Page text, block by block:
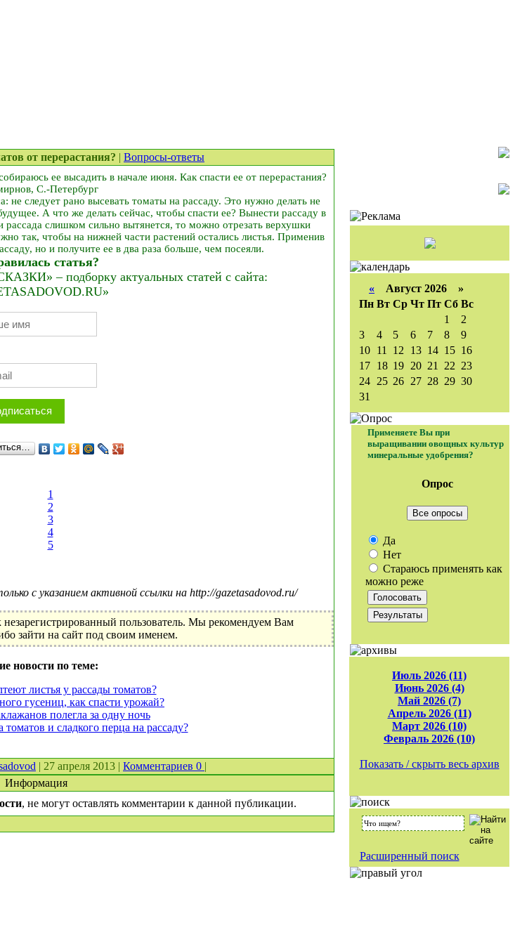
от перерастания? | Вопросы-ответы
ее высадить в начале июня. Как спасти ее от перерастания?
С.-Петербург
не следует рано высевать томаты на рассаду. Это нужно делать не
А что же делать сейчас, чтобы спасти ее? Вынести рассаду в
рассада слишком сильно вытянется, то можно отрезать верхушки
так, чтобы на нижней части растений остались листья. Применив
но и получите ее в два раза больше, чем посеяли.
статья?
– подборку актуальных статей с сайта:
1
2
3
4
5
с указанием активной ссылки на http://gazetasadovod.ru/
пользователь. Мы рекомендуем Вам
зайти на сайт под своим именем.
новости по теме:
листья у рассады томатов?
гусениц, как спасти урожай?
полегла за одну ночь
томатов и сладкого перца на рассаду?
| 27 апреля 2013 | Комментариев 0 |
Информация
, не могут оставлять комментарии к данной публикации.
« Август 2026 »
Пн Вт Ср Чт Пт Сб Вс
1
2
3
4 5 6 7 8
9
10 11 12 13 14 15 16
17 18 19 20 21 22 23
24 25 26 27 28 29 30
31
Применяете Вы при
выращивании овощных культур
минеральные удобрения?
Опрос
Все опросы
Да
Нет
Стараюсь применять как
можно реже
Июль 2026 (11)
Июнь 2026 (4)
Май 2026 (7)
Апрель 2026 (11)
Март 2026 (10)
Февраль 2026 (10)
Показать / скрыть весь архив
Расширенный поиск